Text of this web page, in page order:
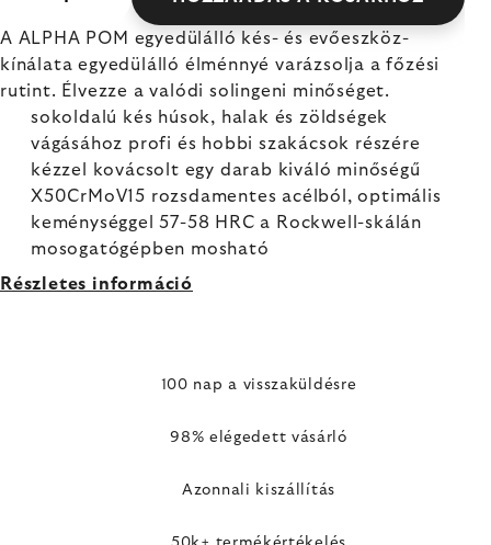
A ALPHA POM egyedülálló kés- és evőeszköz-
kínálata egyedülálló élménnyé varázsolja a főzési
rutint. Élvezze a valódi solingeni minőséget.
sokoldalú kés húsok, halak és zöldségek
vágásához profi és hobbi szakácsok részére
kézzel kovácsolt egy darab kiváló minőségű
X50CrMoV15 rozsdamentes acélból, optimális
keménységgel 57-58 HRC a Rockwell-skálán
mosogatógépben mosható
Részletes információ
100 nap a visszaküldésre
98% elégedett vásárló
Azonnali kiszállítás